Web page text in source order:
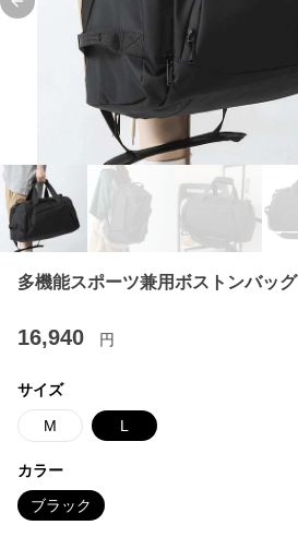
Previous slide
多機能スポーツ兼用ボストンバッグ
16,940 円
サイズ
M L
カラー
ブラック